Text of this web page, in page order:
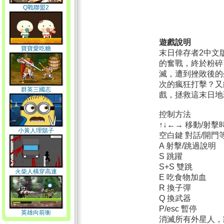
Q戰聯盟2
寶寶愛吃糖
群英三國志
小黃人理鬍子
火柴人橫穿高速
英雄向前衝
遊戲說明
末日倖存者2中文
的奮戰，終於粉
滅，遭到挫敗後
次的瘋狂打擊？
戲，拯救這末日
控制方法
↑↓←→ 移動/射擊
空白鍵 對話/開門
A 射擊/跳過說明
S 跳躍
S+S 雙跳
E 吃食物加血
R 換子彈
Q 換武器
P/esc 暫停
消滅所有外星人